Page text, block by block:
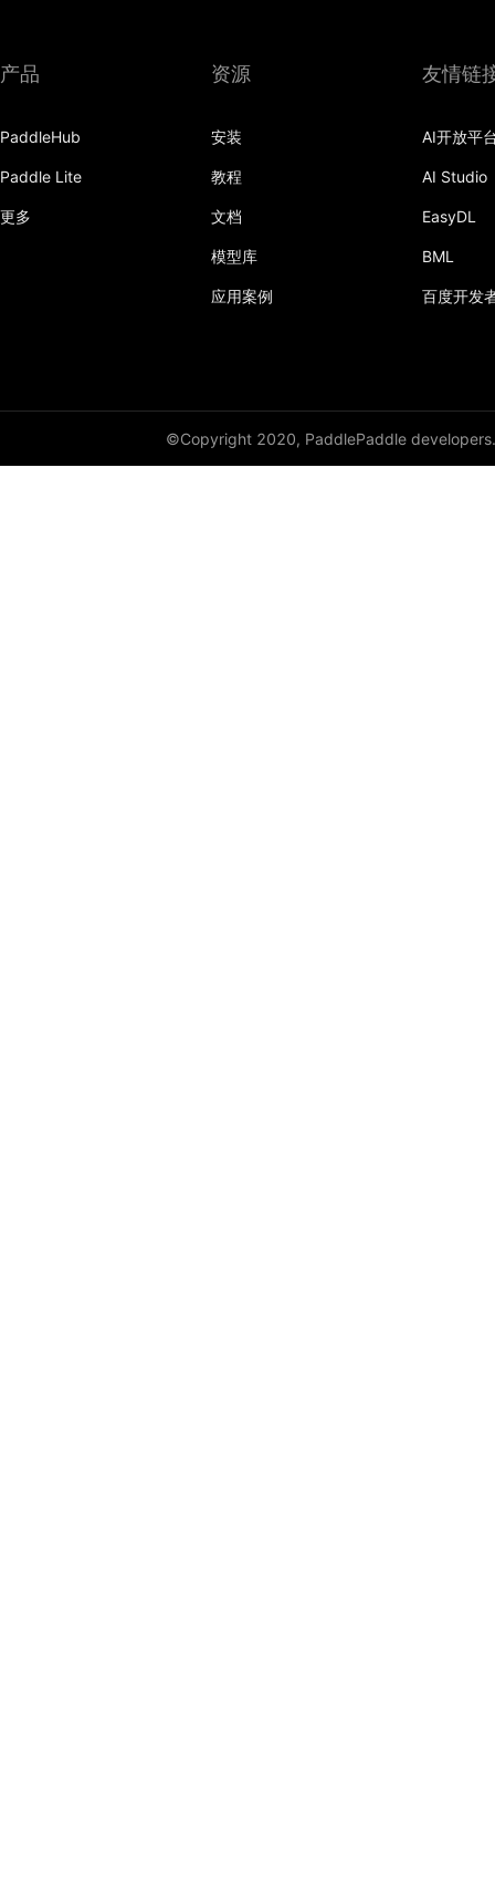
产品
PaddleHub
Paddle Lite
更多
资源
安装
教程
文档
模型库
应用案例
友情链
AI开放平
AI Studio
EasyDL
BML
百度开发
©Copyright 2020, PaddlePaddle developers.